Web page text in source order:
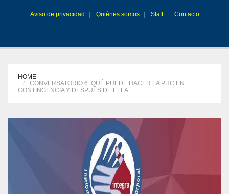
Aviso de privacidad Quiénes somos Staff Contacto
HOME
CONVERSATORIO 6: QUÉ PUEDE HACER LA PHC EN
CONTINGENCIA Y DESPUÉS DE ELLA